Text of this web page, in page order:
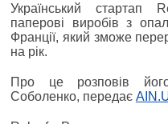
Український
паперові виробів з
Франції, який зможе
на рік.
Про це розповів його
Соболенко, передає